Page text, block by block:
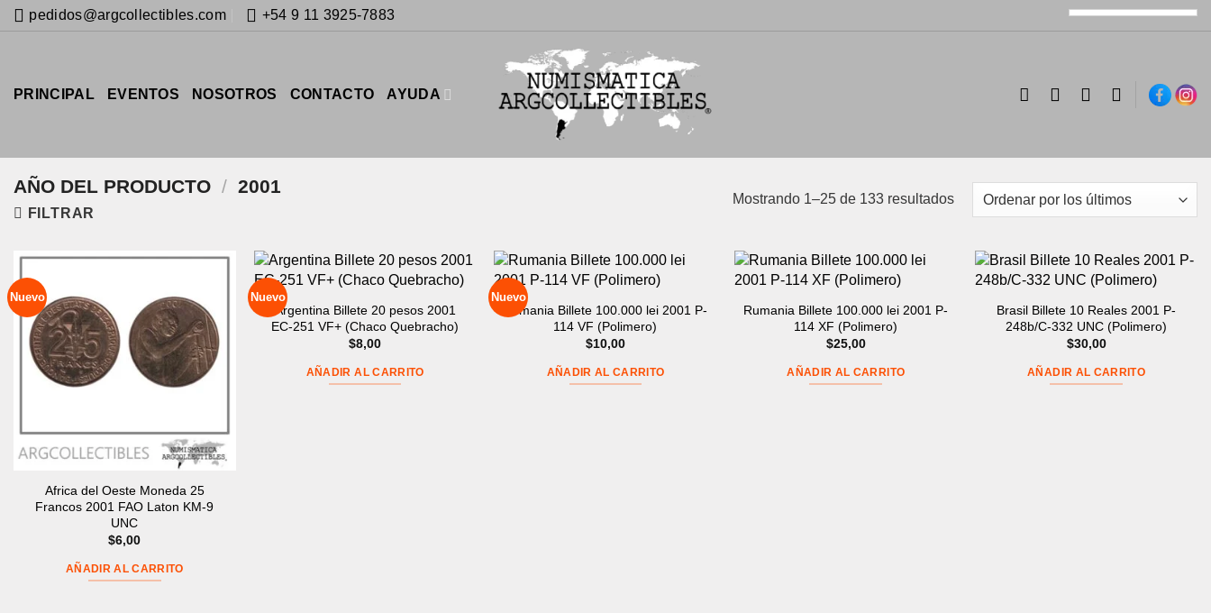
Saltar
al
pedidos@argcollectibles.com +54 9 11 3925-7883
PRINCIPAL EVENTOS NOSOTROS CONTACTO AYUDA
AÑO DEL PRODUCTO / 2001
FILTRAR
Mostrando 1–25 de 133 resultadosOrdenado
por
últimos
Nuevo
Africa del Oeste Moneda 25
Francos 2001 FAO Laton KM-9
UNC
$6,00
AÑADIR AL CARRITO
Nuevo
Argentina Billete 20 pesos 2001
EC-251 VF+ (Chaco Quebracho)
$8,00
AÑADIR AL CARRITO
Nuevo
Rumania Billete 100.000 lei 2001 P-
114 VF (Polimero)
$10,00
AÑADIR AL CARRITO
Rumania Billete 100.000 lei 2001 P-
114 XF (Polimero)
$25,00
AÑADIR AL CARRITO
Brasil Billete 10 Reales 2001 P-
248b/C-332 UNC (Polimero)
$30,00
AÑADIR AL CARRITO